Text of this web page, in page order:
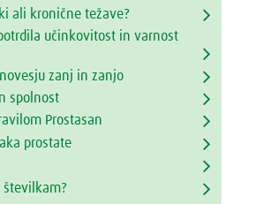
ali kronične težave?
učinkovitost in varnost
zanj in zanjo
spolnost
Prostasan
prostate
številkam?